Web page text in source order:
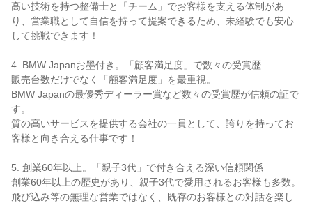
高い技術を持つ整備士と「チーム」でお客様を支える体制があ
り、営業職として自信を持って提案できるため、未経験でも安心
して挑戦できます！
4. BMW Japanお墨付き。「顧客満足度」で数々の受賞歴
販売台数だけでなく「顧客満足度」を最重視。
BMW Japanの最優秀ディーラー賞など数々の受賞歴が信頼の証で
す。
質の高いサービスを提供する会社の一員として、誇りを持ってお
客様と向き合える仕事です！
5. 創業60年以上。「親子3代」で付き合える深い信頼関係
創業60年以上の歴史があり、親子3代で愛用されるお客様も多数。
飛び込み等の無理な営業ではなく、既存のお客様との対話を楽し